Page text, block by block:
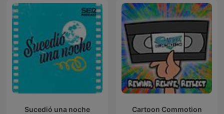
Sucedió una noche Cartoon Commotion